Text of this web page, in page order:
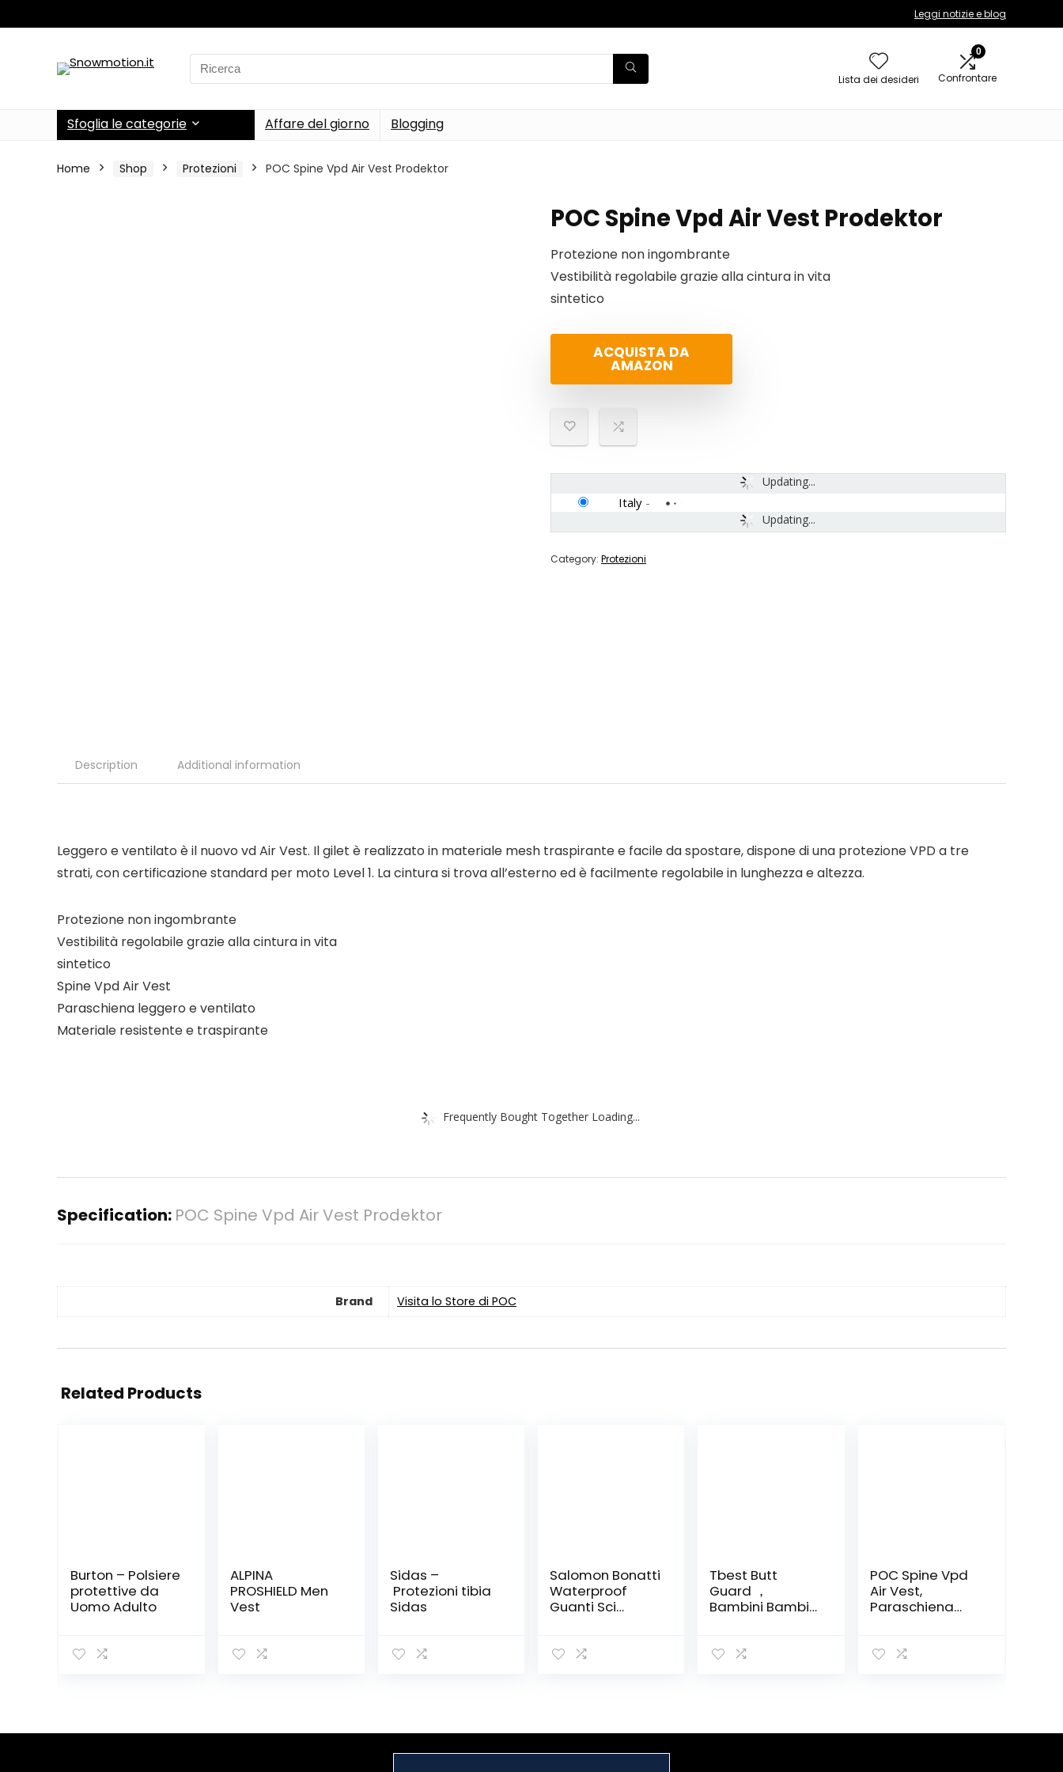
Leggi notizie e blog
Search
for:
Lista dei desideri
0
Confrontare
Sfoglia le categorie Affare del giorno Blogging
Home Shop Protezioni POC Spine Vpd Air Vest Prodektor
POC Spine Vpd Air Vest Prodektor
Protezione non ingombrante
Vestibilità regolabile grazie alla cintura in vita
sintetico
ACQUISTA DA
AMAZON
Updating...
Updating...
Italy -
Category: Protezioni
Description Additional information
Leggero e ventilato è il nuovo vd Air Vest. Il gilet è realizzato in materiale mesh traspirante e facile da spostare, dispone di una protezione VPD a tre
strati, con certificazione standard per moto Level 1. La cintura si trova all’esterno ed è facilmente regolabile in lunghezza e altezza.
Protezione non ingombrante
Vestibilità regolabile grazie alla cintura in vita
sintetico
Spine Vpd Air Vest
Paraschiena leggero e ventilato
Materiale resistente e traspirante
Frequently Bought Together Loading...
Specification: POC Spine Vpd Air Vest Prodektor
Brand Visita lo Store di POC
Related Products
Burton – Polsiere
protettive da
Uomo Adulto
ALPINA
PROSHIELD Men
Vest
Sidas –
Protezioni tibia
Sidas
Salomon Bonatti
Waterproof
Guanti Sci
Escursionismo
riflettenti
Tbest Butt
Guard ，
Bambini Bambini
Pantaloncini
rotelle
POC Spine Vpd
Air Vest,
Paraschiena